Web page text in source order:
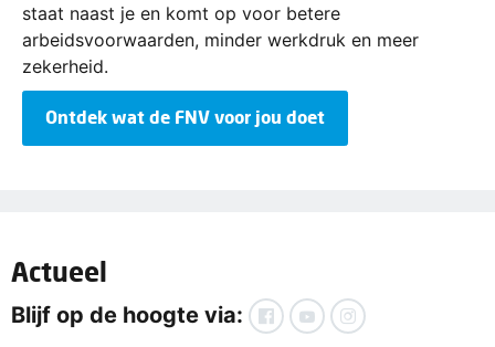
staat naast je en komt op voor betere
arbeidsvoorwaarden, minder werkdruk en meer
zekerheid.
Ontdek wat de FNV voor jou doet
Actueel
Blijf op de hoogte via: